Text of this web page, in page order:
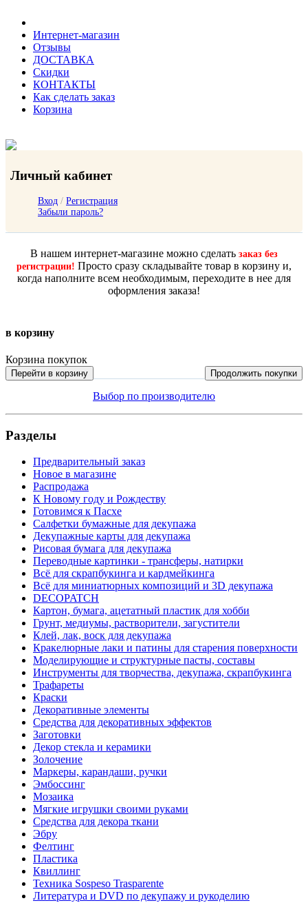
Интернет-магазин
Отзывы
ДОСТАВКА
Скидки
КОНТАКТЫ
Как сделать заказ
Корзина
Личный кабинет
Вход / Регистрация
Забыли пароль?
В нашем интернет-магазине можно сделать заказ без
регистрации! Просто сразу складывайте товар в корзину и,
когда наполните всем необходимым, переходите в нее для
оформления заказа!
в корзину
Корзина покупок
Перейти в корзину Продолжить покупки
Выбор по производителю
Разделы
Предварительный заказ
Новое в магазине
Распродажа
К Новому году и Рождеству
Готовимся к Пасхе
Салфетки бумажные для декупажа
Декупажные карты для декупажа
Рисовая бумага для декупажа
Переводные картинки - трансферы, натирки
Всё для скрапбукинга и кардмейкинга
Всё для миниатюрных композиций и 3D декупажа
DECOPATCH
Картон, бумага, ацетатный пластик для хобби
Грунт, медиумы, растворители, загустители
Клей, лак, воск для декупажа
Кракелюрные лаки и патины для старения поверхности
Моделирующие и структурные пасты, составы
Инструменты для творчества, декупажа, скрапбукинга
Трафареты
Краски
Декоративные элементы
Средства для декоративных эффектов
Заготовки
Декор стекла и керамики
Золочение
Маркеры, карандаши, ручки
Эмбоссинг
Мозаика
Мягкие игрушки своими руками
Средства для декора ткани
Эбру
Фелтинг
Пластика
Квиллинг
Техника Sospeso Trasparente
Литература и DVD по декупажу и рукоделию